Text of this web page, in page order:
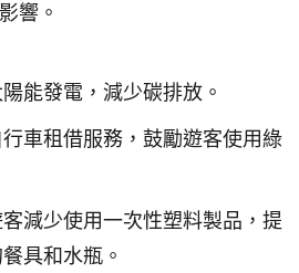
響。
能發電，減少碳排放。
車租借服務，鼓勵遊客使用綠
減少使用一次性塑料製品，提
具和水瓶。